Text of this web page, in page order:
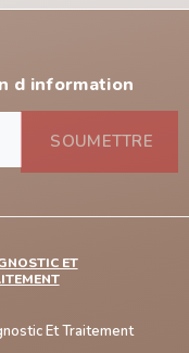
d information
ET
Et Traitement